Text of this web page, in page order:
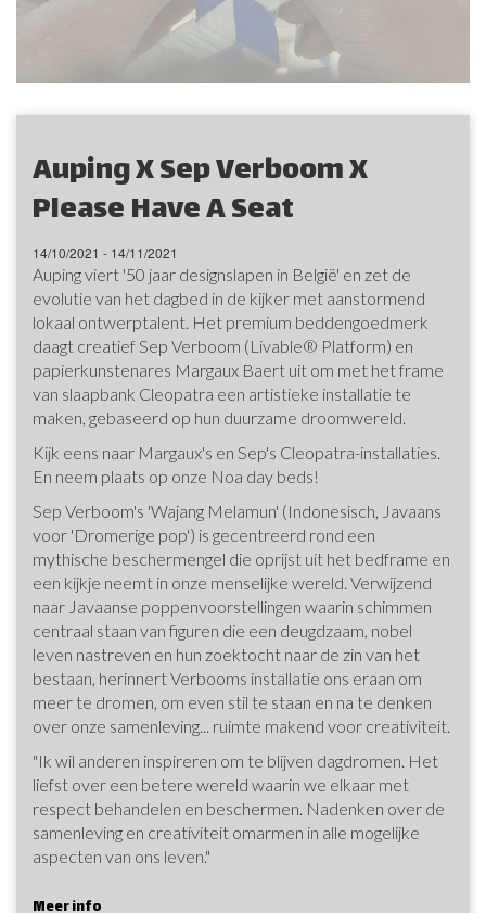
Auping X Sep Verboom X
Please Have A Seat
14/10/2021 - 14/11/2021
Auping viert '50 jaar designslapen in België' en zet de
evolutie van het dagbed in de kijker met aanstormend
lokaal ontwerptalent. Het premium beddengoedmerk
daagt creatief Sep Verboom (Livable® Platform) en
papierkunstenares Margaux Baert uit om met het frame
van slaapbank Cleopatra een artistieke installatie te
maken, gebaseerd op hun duurzame droomwereld.
Kijk eens naar Margaux's en Sep's Cleopatra-installaties.
En neem plaats op onze Noa day beds!
Sep Verboom's 'Wajang Melamun' (Indonesisch, Javaans
voor 'Dromerige pop') is gecentreerd rond een
mythische beschermengel die oprijst uit het bedframe en
een kijkje neemt in onze menselijke wereld. Verwijzend
naar Javaanse poppenvoorstellingen waarin schimmen
centraal staan van figuren die een deugdzaam, nobel
leven nastreven en hun zoektocht naar de zin van het
bestaan, herinnert Verbooms installatie ons eraan om
meer te dromen, om even stil te staan en na te denken
over onze samenleving... ruimte makend voor creativiteit.
"Ik wil anderen inspireren om te blijven dagdromen. Het
liefst over een betere wereld waarin we elkaar met
respect behandelen en beschermen. Nadenken over de
samenleving en creativiteit omarmen in alle mogelijke
aspecten van ons leven."
Meer info